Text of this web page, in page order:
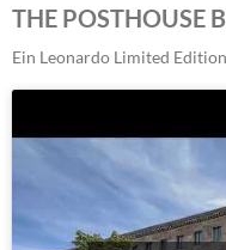
THE POSTHOUSE
Ein Leonardo Limited